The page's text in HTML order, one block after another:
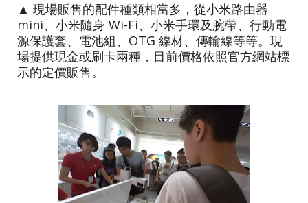
▲ 現場販售的配件種類相當多，從小米路由器
mini、小米隨身 Wi-Fi、小米手環及腕帶、行動電
源保護套、電池組、OTG 線材、傳輸線等等。現
場提供現金或刷卡兩種，目前價格依照官方網站標
示的定價販售。